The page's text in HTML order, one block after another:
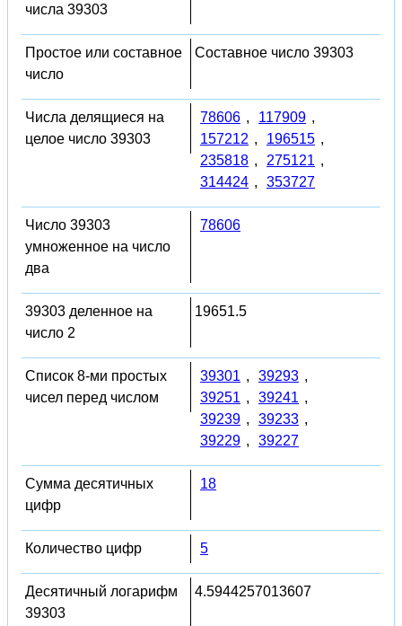
числа 39303
Простое или составное
число
Составное число 39303
Числа делящиеся на
целое число 39303
78606 , 117909 ,
157212 , 196515 ,
235818 , 275121 ,
314424 , 353727
Число 39303
умноженное на число
два
78606
39303 деленное на
число 2
19651.5
Список 8-ми простых
чисел перед числом
39301 , 39293 ,
39251 , 39241 ,
39239 , 39233 ,
39229 , 39227
Сумма десятичных
цифр
18
Количество цифр 5
Десятичный логарифм
39303
4.5944257013607